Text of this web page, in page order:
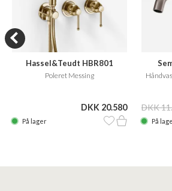
Hassel&Teudt HBR801
Poleret Messing
DKK 20.580
På lager
DKK
På